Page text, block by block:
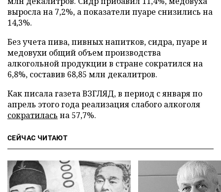
выросла на 7,2%, а показатели пуаре снизились на
14,3%.
Без учета пива, пивных напитков, сидра, пуаре и
медовухи общий объем производства
алкогольной продукции в стране сократился на
6,8%, составив 68,85 млн декалитров.
Как писала газета ВЗГЛЯД, в период с января по
апрель этого года реализация слабого алкоголя
сократилась на 57,7%.
СЕЙЧАС ЧИТАЮТ